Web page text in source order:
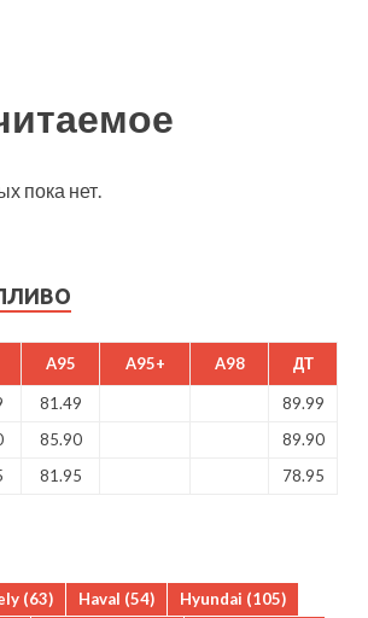
пока нет.
A95 A95+ A98 ДТ
81.49
89.99
85.90
89.90
81.95 78.95
(63) Haval (54) Hyundai (105)